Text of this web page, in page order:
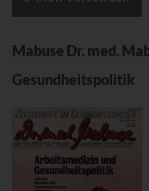
Mabuse Dr. med.
Gesundheitspolitik